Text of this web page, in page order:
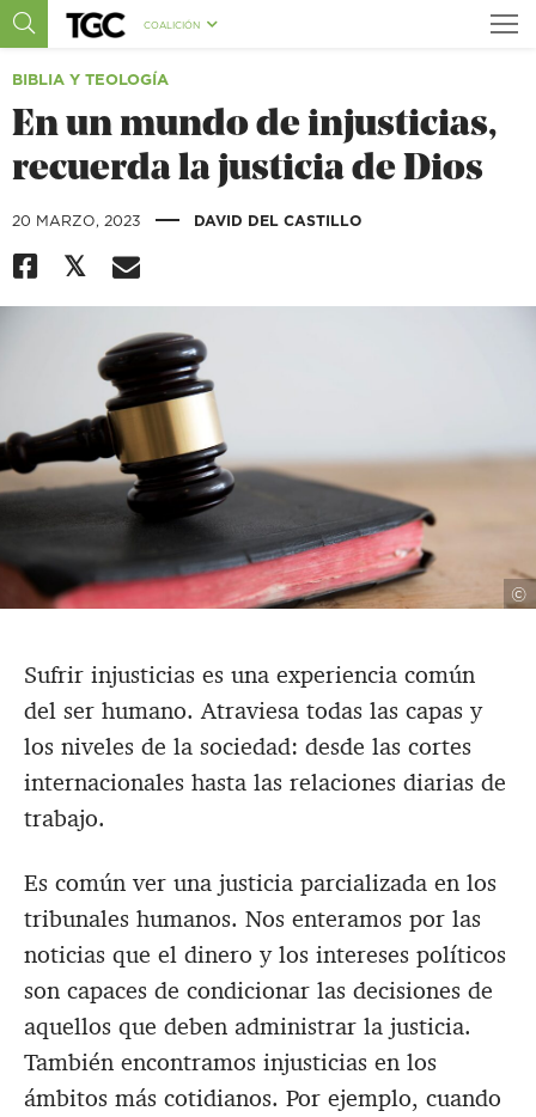
COALICIÓN
BIBLIA Y TEOLOGÍA
En un mundo de injusticias,
recuerda la justicia de Dios
20 MARZO, 2023 | DAVID DEL CASTILLO
©
Sufrir injusticias es una experiencia común
del ser humano. Atraviesa todas las capas y
los niveles de la sociedad: desde las cortes
internacionales hasta las relaciones diarias de
trabajo.
Es común ver una justicia parcializada en los
tribunales humanos. Nos enteramos por las
noticias que el dinero y los intereses políticos
son capaces de condicionar las decisiones de
aquellos que deben administrar la justicia.
También encontramos injusticias en los
ámbitos más cotidianos. Por ejemplo, cuando